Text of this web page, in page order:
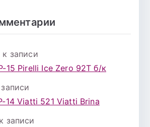
к записи
15 Pirelli Ice Zero 92T б/к
14 Viatti 521 Viatti Brina
к записи